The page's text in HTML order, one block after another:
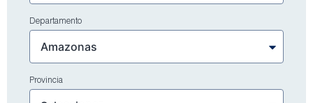
Departamento
Provincia